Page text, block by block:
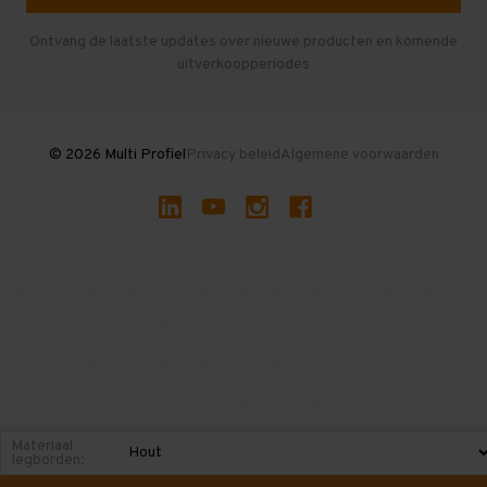
Gebruikte entresolvloeren
Ontvang de laatste updates over nieuwe producten en komende
uitverkoopperiodes
© 2026 Multi ProfielPrivacy beleidAlgemene voorwaarden
Materiaal
legborden: